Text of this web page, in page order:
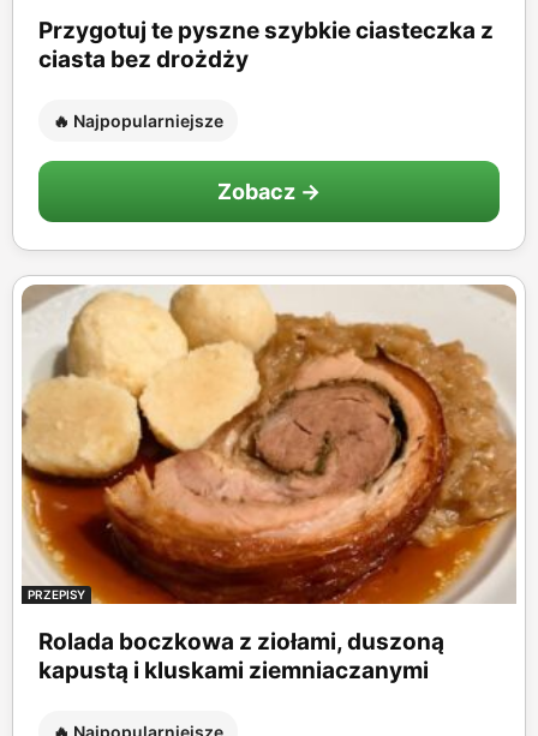
Przygotuj te pyszne szybkie ciasteczka z
ciasta bez drożdży
🔥 Najpopularniejsze
Zobacz →
PRZEPISY
Rolada boczkowa z ziołami, duszoną
kapustą i kluskami ziemniaczanymi